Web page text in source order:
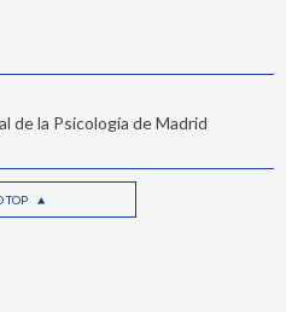
de la Psicología de Madrid
TOP